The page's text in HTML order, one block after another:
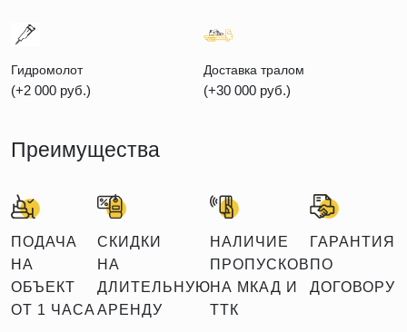
Гидромолот
(+2 000 руб.)
Доставка тралом
(+30 000 руб.)
Преимущества
ПОДАЧА
НА
ОБЪЕКТ
ОТ 1 ЧАСА
СКИДКИ
НА
ДЛИТЕЛЬНУЮ
АРЕНДУ
НАЛИЧИЕ
ПРОПУСКОВ
НА МКАД И
ТТК
ГАРАНТИЯ
ПО
ДОГОВОРУ